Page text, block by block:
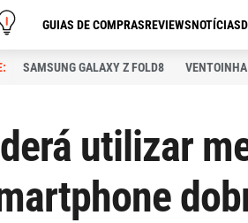
GUIAS DE COMPRASREVIEWSNOTÍCIAS
SAMSUNG GALAXY Z FOLD8
utilizar